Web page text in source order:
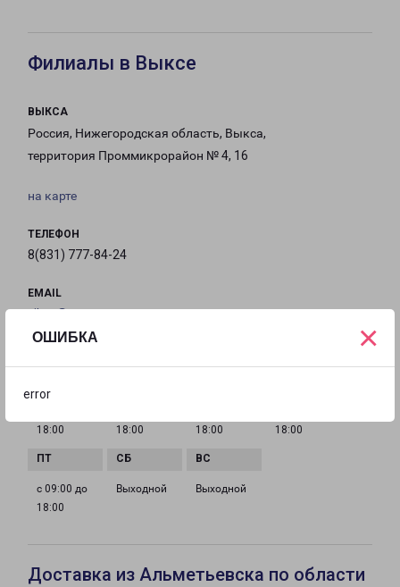
ОШИБКА
error
×
Филиалы в Выксе
ВЫКСА
Россия, Нижегородская область, Выкса,
территория Проммикрорайон № 4, 16
на карте
ТЕЛЕФОН
8(831) 777-84-24
EMAIL
viksa@pecom.ru
18:00
18:00
18:00
18:00
с 09:00 до
18:00
Выходной Выходной
Доставка из Альметьевска по области